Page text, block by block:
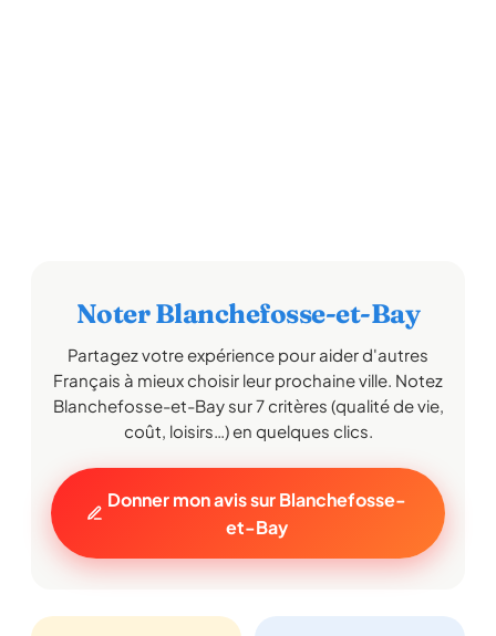
Noter Blanchefosse-et-Bay
Partagez votre expérience pour aider d'autres
Français à mieux choisir leur prochaine ville. Notez
Blanchefosse-et-Bay sur 7 critères (qualité de vie,
coût, loisirs…) en quelques clics.
Donner mon avis sur Blanchefosse-
et-Bay